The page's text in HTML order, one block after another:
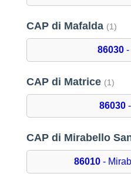
CAP di Mafalda (1)
86030 -
CAP di Matrice (1)
86030-
CAP di Mirabello
86010 -